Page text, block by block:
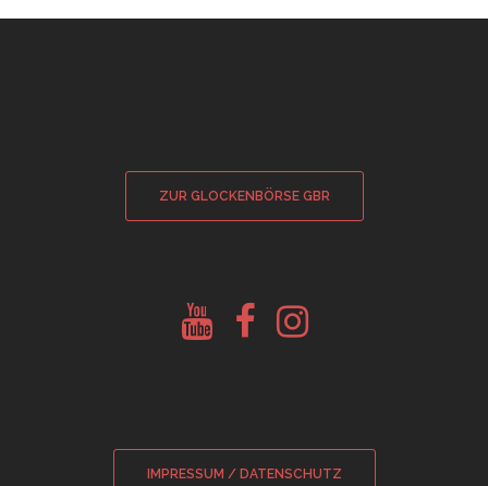
ZUR GLOCKENBÖRSE GBR
Youtube
Glockenberatung
Facebook
Glockenbörse
Instagram
Glockenbörse
IMPRESSUM / DATENSCHUTZ